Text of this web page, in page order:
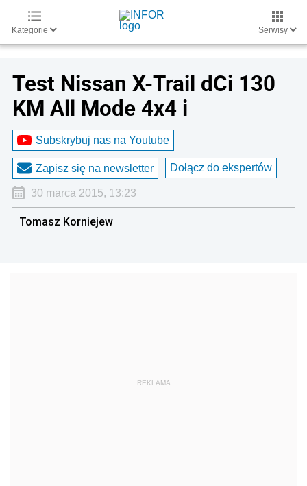
Kategorie Serwisy
Test Nissan X-Trail dCi 130
KM All Mode 4x4 i
Subskrybuj nas na Youtube
Zapisz się na newsletter Dołącz do ekspertów
30 marca 2015, 13:23
Tomasz Korniejew